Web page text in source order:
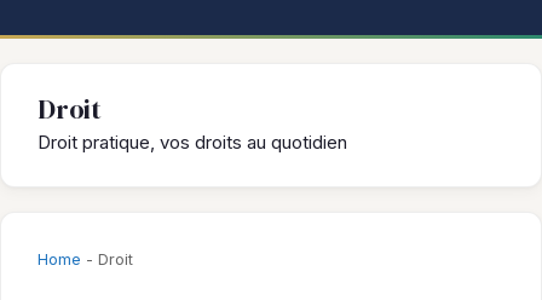
Droit
Droit pratique, vos droits au quotidien
Home - Droit